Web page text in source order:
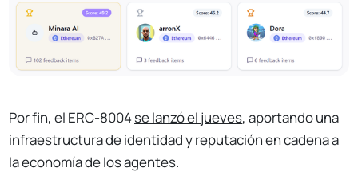
Por fin, el ERC-8004se lanzó el jueves, aportando una
infraestructura de identidad y reputación en cadena a
la economía de los agentes.